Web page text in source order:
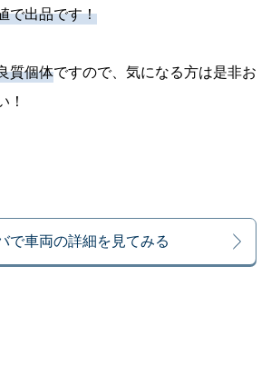
で出品です！
質個体ですので、気になる方は是非お
！
で車両の詳細を見てみる